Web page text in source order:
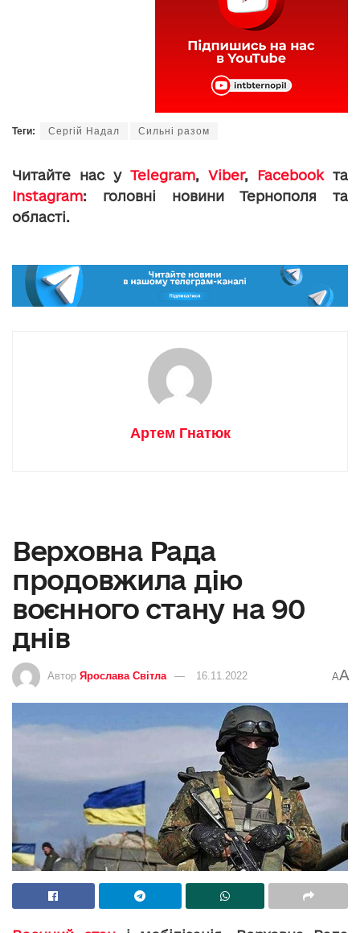
Теги: Сергій Надал Сильні разом
Читайте нас у Telegram, Viber, Facebookта
Instagram: головні новини Тернополя та
області.
Артем Гнатюк
Верховна Рада
продовжила дію
воєнного стану на 90
днів
Автор Ярослава Світла 16.11.2022 AA